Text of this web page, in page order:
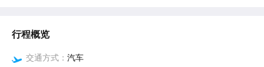
行程概览
交通方式： 汽车